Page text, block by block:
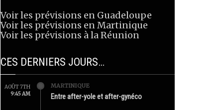
Voir les prévisions en Guadeloupe
Voir les prévisions en Martinique
Voir les prévisions à la Réunion
CES DERNIERS JOURS…
AOÛT 7TH
9:45 AM
MARTINIQUE
Entre after-yole et after-gynéco